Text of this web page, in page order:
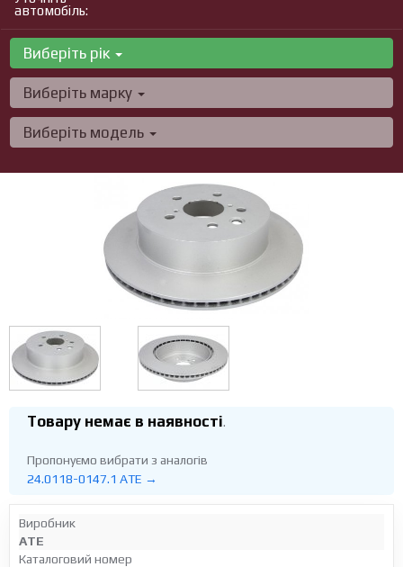
автомобіль:
Виберіть рік
Виберіть марку
Виберіть модель
Товару немає в наявності.
Пропонуємо вибрати з аналогів
24.0118-0147.1 ATE →
Виробник
ATE
Каталоговий номер